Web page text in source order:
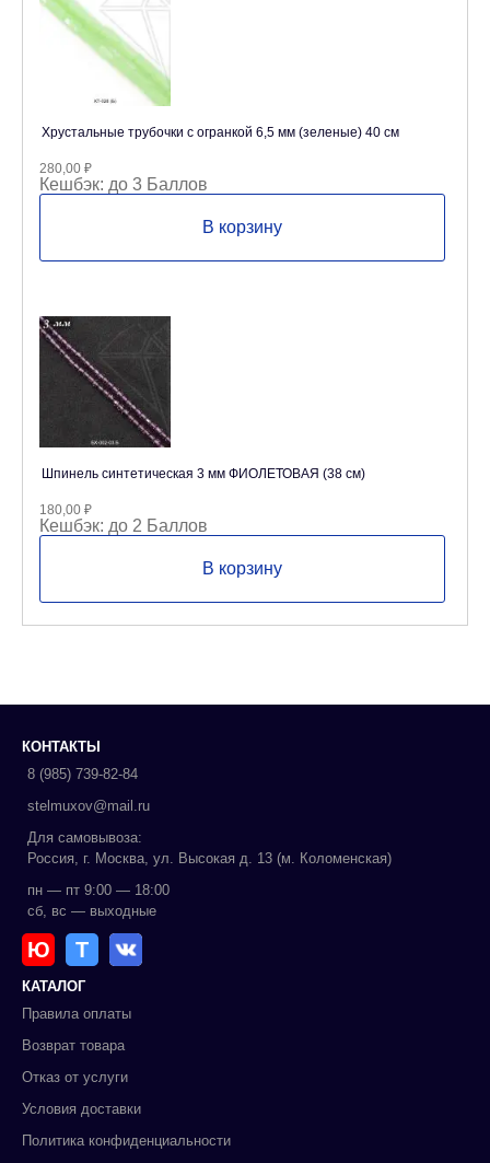
Хрустальные трубочки с огранкой 6,5 мм (зеленые) 40 см
280,00 ₽
Кешбэк: до 3 Баллов
В корзину
Шпинель синтетическая 3 мм ФИОЛЕТОВАЯ (38 см)
180,00 ₽
Кешбэк: до 2 Баллов
В корзину
КОНТАКТЫ
8 (985) 739-82-84
stelmuxov@mail.ru
Для самовывоза:
Россия, г. Москва, ул. Высокая д. 13 (м. Коломенская)
пн — пт 9:00 — 18:00
сб, вс — выходные
Ю Т
КАТАЛОГ
Правила оплаты
Возврат товара
Отказ от услуги
Условия доставки
Политика конфиденциальности